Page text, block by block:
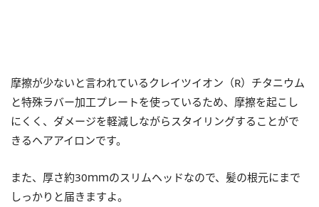
摩擦が少ないと言われているクレイツイオン（R）チタニウム
と特殊ラバー加工プレートを使っているため、摩擦を起こし
にくく、ダメージを軽減しながらスタイリングすることがで
きるヘアアイロンです。
また、厚さ約30ｍｍのスリムヘッドなので、髪の根元にまで
しっかりと届きますよ。